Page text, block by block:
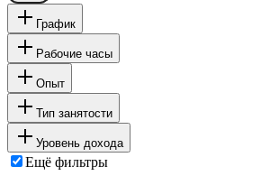
График
Рабочие часы
Опыт
Тип занятости
Уровень дохода
Ещё фильтры